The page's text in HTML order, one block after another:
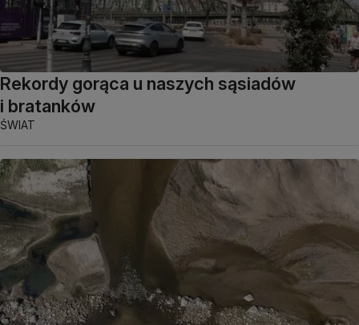
Rekordy gorąca u naszych sąsiadów
i bratanków
ŚWIAT